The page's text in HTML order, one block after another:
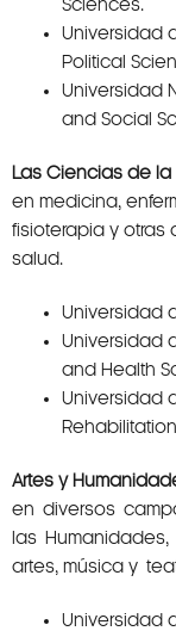
Sciences.
Universidad
Political
Universidad
and Social
Las Ciencias de la
en medicina,
fisioterapia y
salud.
Universidad
Universidad
and Health
Universidad
Artes y
en diversos
las Humanidades,
artes, música y
Universidad